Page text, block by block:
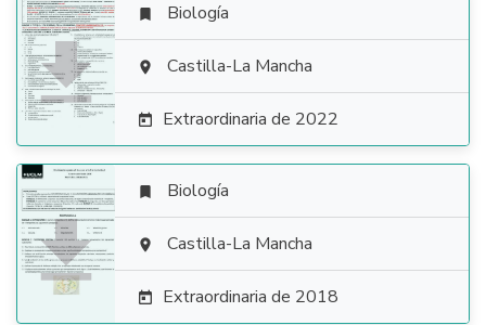

 Biología
 Castilla-La Mancha
 Extraordinaria de 2022

 Biología
 Castilla-La Mancha
 Extraordinaria de 2018